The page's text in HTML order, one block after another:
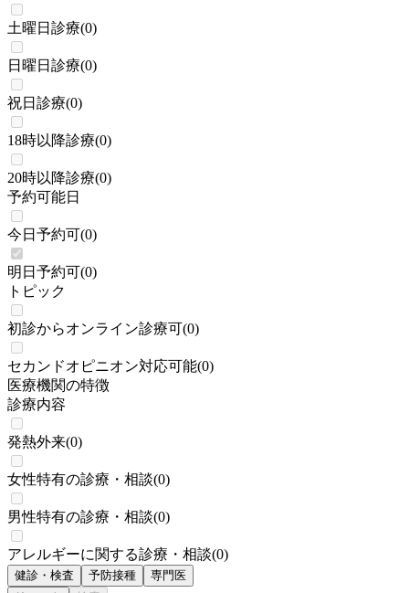
土曜日診療(0)
日曜日診療(0)
祝日診療(0)
18時以降診療(0)
20時以降診療(0)
予約可能日
今日予約可(0)
明日予約可(0)
トピック
初診からオンライン診療可(0)
セカンドオピニオン対応可能(0)
医療機関の特徴
診療内容
発熱外来(0)
女性特有の診療・相談(0)
男性特有の診療・相談(0)
アレルギーに関する診療・相談(0)
健診・検査 予防接種
専門医